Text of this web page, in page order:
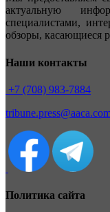
актуальную
специалистами,
обзоры, касающиеся
Наши контакты
+7 (708) 983-7884
Политика сайта